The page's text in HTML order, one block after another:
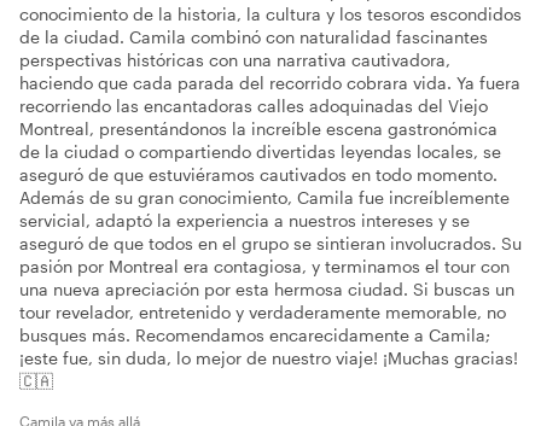
conocimiento de la historia, la cultura y los tesoros escondidos
de la ciudad. Camila combinó con naturalidad fascinantes
perspectivas históricas con una narrativa cautivadora,
haciendo que cada parada del recorrido cobrara vida. Ya fuera
recorriendo las encantadoras calles adoquinadas del Viejo
Montreal, presentándonos la increíble escena gastronómica
de la ciudad o compartiendo divertidas leyendas locales, se
aseguró de que estuviéramos cautivados en todo momento.
Además de su gran conocimiento, Camila fue increíblemente
servicial, adaptó la experiencia a nuestros intereses y se
aseguró de que todos en el grupo se sintieran involucrados. Su
pasión por Montreal era contagiosa, y terminamos el tour con
una nueva apreciación por esta hermosa ciudad. Si buscas un
tour revelador, entretenido y verdaderamente memorable, no
busques más. Recomendamos encarecidamente a Camila;
¡este fue, sin duda, lo mejor de nuestro viaje! ¡Muchas gracias!
🇨🇦
Camila va más allá